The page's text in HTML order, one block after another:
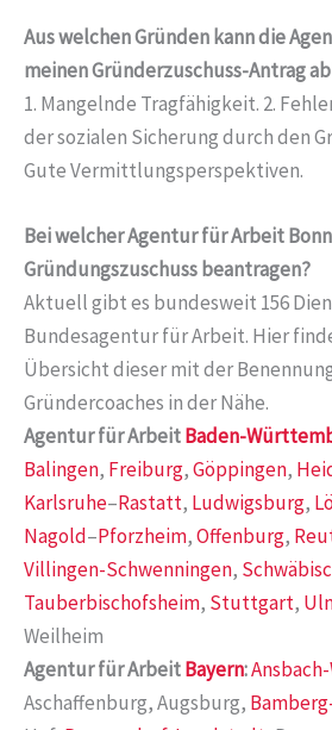
Aus welchen Gründen kann die
meinen Gründerzuschuss-Antrag
1. Mangelnde Tragfähigkeit. 2.
der sozialen Sicherung durch den
Gute Vermittlungsperspektiven.
Bei welcher Agentur für Arbeit
Gründungszuschuss beantragen?
Aktuell gibt es bundesweit 156
Bundesagentur für Arbeit. Hier
Übersicht dieser mit der
Gründercoaches in der Nähe.
Agentur für ArbeitBaden-
Balingen, Freiburg,Göppingen,
Karlsruhe–Rastatt, Ludwigsburg,
Nagold–Pforzheim,Offenburg,
Villingen-Schwenningen,
Tauberbischofsheim, Stuttgart,
Weilheim
Agentur für ArbeitBayern:
Aschaffenburg, Augsburg,